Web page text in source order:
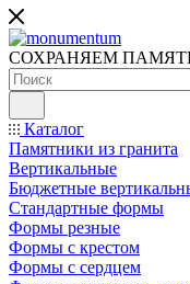
СОХРАНЯЕМ
Каталог
Памятники из гранита
Вертикальные
Бюджетные
Стандартные формы
Формы резные
Формы с крестом
Формы с сердцем